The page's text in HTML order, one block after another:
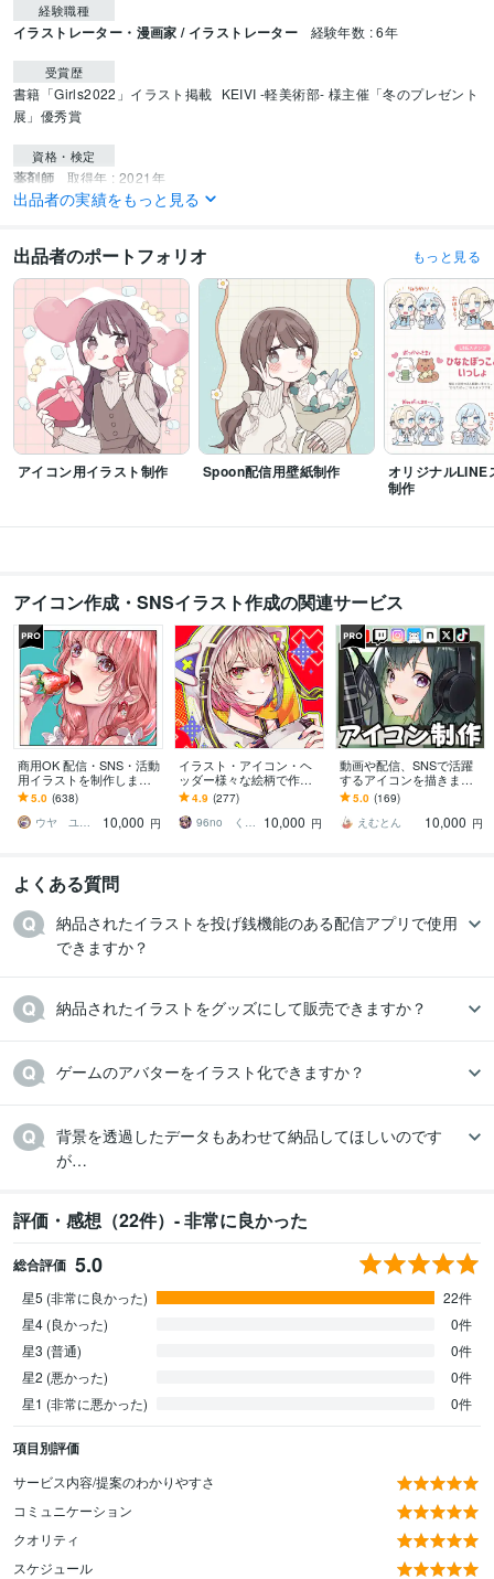
経験職種
イラストレーター・漫画家 / イラストレーター 経験年数 : 6年
受賞歴
書籍「Girls2022」イラスト掲載 KEIVI -軽美術部- 様主催「冬のプレゼント
展」優秀賞
資格・検定
薬剤師 取得年 : 2021年
2級FP技能士 取得年 : 2022年
CLIP STUDIO PAINT:8年Adobe Photoshop:6年 Adobe After Effects:1年
得意分野
イラスト作成・漫画制作 アイコン制作 MV用イラスト制作
イラスト アイコン 手描き かわいい
学歴
京都薬科大学 2016年3月 ~ 2022年2月
出品者の実績をもっと見る
出品者のポートフォリオ もっと見る
アイコン用イラスト制作 Spoon配信用壁紙制作
オリジナルLINE
制作
アイコン作成・SNSイラスト作成の関連サービス
商用OK 配信・SNS・活動
用イラストを制作します
商用OK 様々なタッチで
理想通りのアイコンお描
きいたします。
5.0 (638)
ウヤ ユリコ
10,000 円
イラスト・アイコン・ヘ
ッダー様々な絵柄で作成
します 商用可！似顔絵・
ブログ・インスタ・動画
配信サムネ等用途様々！
4.9 (277)
96no くろの
10,000 円
動画や配信、SNSで活躍
するアイコンを描きます
まずはお気軽にご相談下
さい。歴10年のプロが本
気で描きます！
5.0 (169)
えむとん
10,000 円
よくある質問
納品されたイラストを投げ銭機能のある配信アプリで使用
できますか？
納品されたイラストをグッズにして販売できますか？
ゲームのアバターをイラスト化できますか？
背景を透過したデータもあわせて納品してほしいのです
が…
評価・感想（22件）- 非常に良かった
総合評価 5.0
星5 (非常に良かった)
22件
星4 (良かった)
0件
星3 (普通)
0件
星2 (悪かった)
0件
星1 (非常に悪かった)
0件
項目別評価
サービス内容/提案のわかりやすさ
コミュニケーション
クオリティ
スケジュール